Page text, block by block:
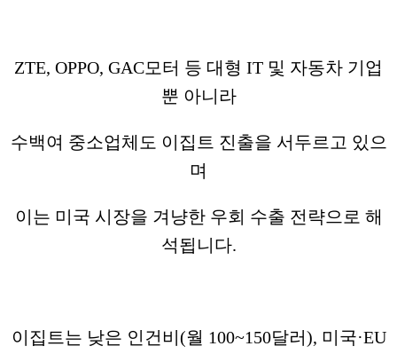
ZTE, OPPO, GAC모터 등 대형 IT 및 자동차 기업
뿐 아니라
수백여 중소업체도 이집트 진출을 서두르고 있으
며
이는 미국 시장을 겨냥한 우회 수출 전략으로 해
석됩니다.
이집트는 낮은 인건비(월 100~150달러), 미국·EU